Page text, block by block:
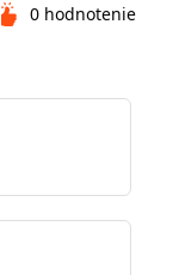
0 hodnotenie